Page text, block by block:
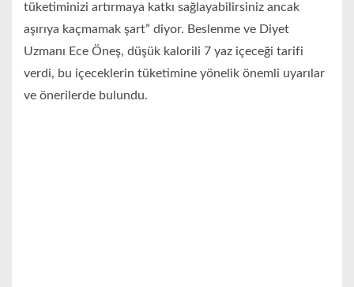
tüketiminizi artırmaya katkı sağlayabilirsiniz ancak
aşırıya kaçmamak şart” diyor. Beslenme ve Diyet
Uzmanı Ece Öneş, düşük kalorili 7 yaz içeceği tarifi
verdi, bu içeceklerin tüketimine yönelik önemli uyarılar
ve önerilerde bulundu.